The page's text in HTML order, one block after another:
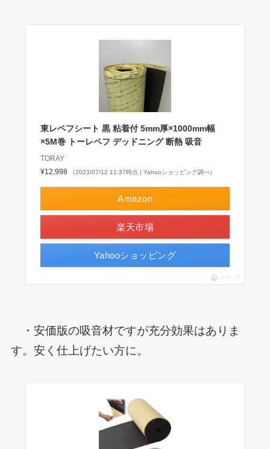
東レペフシート 黒 粘着付 5mm厚×1000mm幅
×5M巻 トーレペフ デッドニング 断熱 吸音
TORAY
¥12,998
（2023/07/12 11:37時点 | Yahooショッピング調べ）
Amazon
楽天市場
Yahooショッピング
ポチップ
・安価版の吸音材ですが充分効果はありま
す。安く仕上げたい方に。